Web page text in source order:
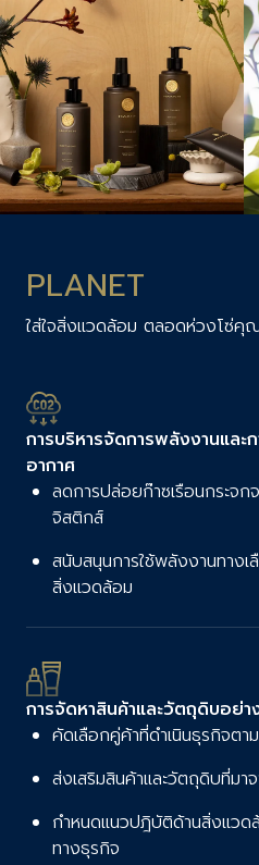
PLANET
ใส่ใจสิ่งแวดล้อม ตลอดห่วงโซ่คุ
การบริหารจัดการพลังงานแล
อากาศ
ลดการปล่อยก๊าซเรือนกระจก
จิสติกส์
สนับสนุนการใช้พลังงานทางเ
สิ่งแวดล้อม
การจัดหาสินค้าและวัตถุดิบอย่
คัดเลือกคู่ค้าที่ดำเนินธุรกิจต
ส่งเสริมสินค้าและวัตถุดิบที่ม
กำหนดแนวปฎิบัติด้านสิ่งแวด
ทางธุรกิจ